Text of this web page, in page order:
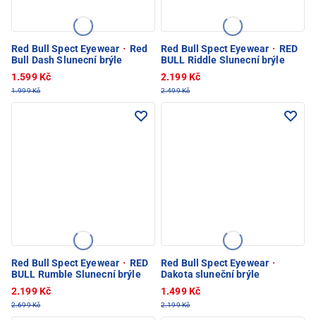
Red Bull Spect Eyewear · Red
Bull Dash Slunecní brýle
1.599 Kč
1.999 Kč
Red Bull Spect Eyewear · RED
BULL Riddle Slunecní brýle
2.199 Kč
2.499 Kč
Red Bull Spect Eyewear · RED
BULL Rumble Slunecní brýle
2.199 Kč
2.699 Kč
Red Bull Spect Eyewear ·
Dakota sluneční brýle
1.499 Kč
2.199 Kč